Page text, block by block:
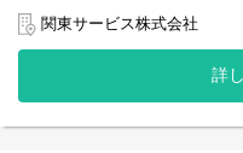
〇現場の雰囲気
優しいスタッフが多く、皆
時給：1,700円～
給与例：時給1,700円
13,175円/日×21日 =
＜＜＜月収27万円実現可能
関東サービス株式会社
詳